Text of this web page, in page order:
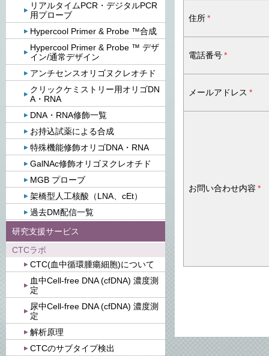
リアルタイムPCR・デジタルPCR
用プローブ
Hypercool Primer & Probe ™合成
Hypercool Primer & Probe ™ デザ
イン/通常デザイン
アンチセンスオリゴヌクレオチド
クリックケミストリー用オリゴDN
A・RNA
DNA・RNA修飾一覧
お持込試薬による合成
特殊機能修飾オリゴDNA・RNA
GalNAc修飾オリゴヌクレオチド
MGB プローブ
架橋型人工核酸（LNA、cEt）
過去DM配信一覧
研究支援サービス
CTCラボ
CTC(血中循環腫瘍細胞)について
血中Cell-free DNA (cfDNA) 濃度測
定
尿中Cell-free DNA (cfDNA) 濃度測
定
解析原理
CTCのサブタイプ検出
住所 *
電話番号 *
メールアドレス *
お問い合わせ内容 *